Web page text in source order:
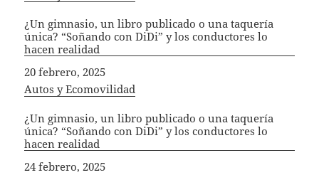
¿Un gimnasio, un libro publicado o una taquería
única? “Soñando con DiDi” y los conductores lo
hacen realidad
Fecha
20 febrero, 2025
In relation to
Autos y Ecomovilidad
¿Un gimnasio, un libro publicado o una taquería
única? “Soñando con DiDi” y los conductores lo
hacen realidad
Fecha
24 febrero, 2025